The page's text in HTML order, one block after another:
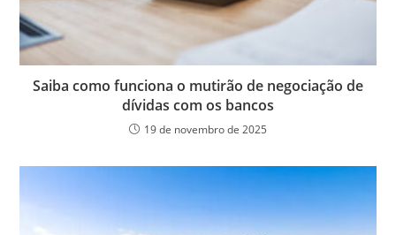
Saiba como funciona o mutirão de negociação de
dívidas com os bancos
19 de novembro de 2025